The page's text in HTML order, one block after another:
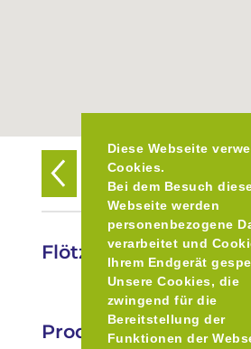
Diese Webseite
Cookies.
Bei dem Besuch
Webseite werden
personenbezogene
verarbeitet und
Ihrem Endgerät
Unsere Cookies, die
zwingend für die
Bereitstellung der
Funktionen der
Zurück zur
Flötzinger
Produkte